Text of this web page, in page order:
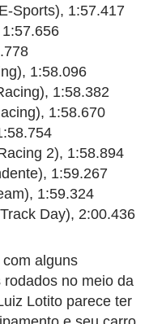
Sports), 1:57.417
1:58.096
1:58.382
1:58.670
2), 1:58.894
1:59.267
1:59.324
Day), 2:00.436
alguns
no meio da
Lotito parece ter